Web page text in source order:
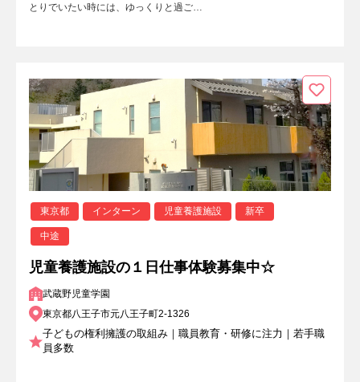
とりでいたい時には、ゆっくりと過ご…
東京都 インターン 児童養護施設 新卒
中途
児童養護施設の１日仕事体験募集中☆
武蔵野児童学園
東京都八王子市元八王子町2-1326
子どもの権利擁護の取組み｜職員教育・研修に注力｜若手職
員多数